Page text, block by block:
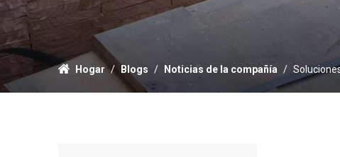
Hogar / Blogs / Noticias de la compañía /